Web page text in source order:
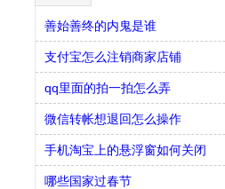
善始善终的内鬼是谁
支付宝怎么注销商家店铺
qq里面的拍一拍怎么弄
微信转帐想退回怎么操作
手机淘宝上的悬浮窗如何关闭
哪些国家过春节